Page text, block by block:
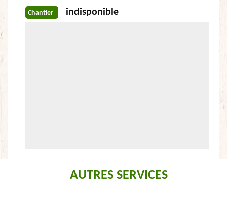
Chantier indisponible
AUTRES SERVICES